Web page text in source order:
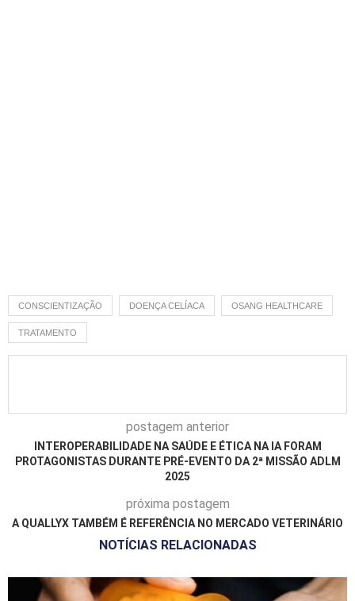
CONSCIENTIZAÇÃO DOENÇA CELÍACA OSANG HEALTHCARE
TRATAMENTO
postagem anterior
INTEROPERABILIDADE NA SAÚDE E ÉTICA NA IA FORAM
PROTAGONISTAS DURANTE PRÉ-EVENTO DA 2ª MISSÃO ADLM
2025
próxima postagem
A QUALLYX TAMBÉM É REFERÊNCIA NO MERCADO VETERINÁRIO
NOTÍCIAS RELACIONADAS